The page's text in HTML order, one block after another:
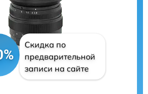
Скидка по
предварительной
записи на сайте